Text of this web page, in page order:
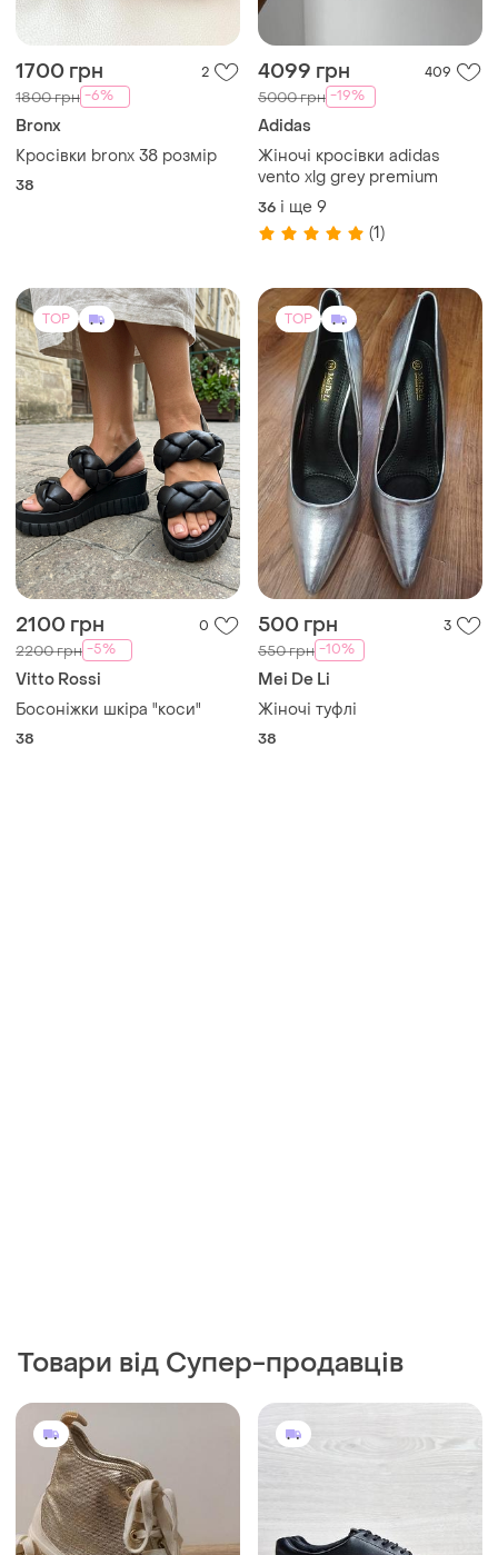
1700 грн 2
1800 грн -6%
Bronx
Кросівки bronx 38 розмір
38
4099 грн 409
5000 грн -19%
Adidas
Жіночі кросівки adidas
vento xlg grey premium
36 і ще 9
(1)
TOP
2100 грн 0
2200 грн -5%
Vitto Rossi
Босоніжки шкіра "коси"
38
TOP
500 грн 3
550 грн -10%
Mei De Li
Жіночі туфлі
38
Товари від Супер-продавців